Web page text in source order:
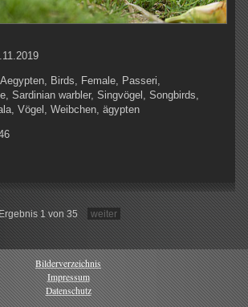
Aegypten, Birds, Female, Passeri,
Sardinian warbler, Singvögel, Songbirds,
Vögel, Weibchen, ägypten
Ergebnis 1 von 35 weiter
Bilderverzeichnis
Impressum
Datenschutz